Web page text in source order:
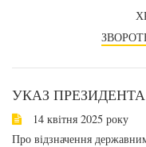
УКАЗ ПРЕЗИДЕНТА
14 квітня 2025 року
Про відзначення